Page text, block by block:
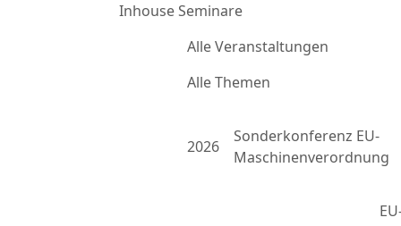
Inhouse Seminare
Alle Veranstaltungen
Alle Themen
2026
Sonderkonferenz EU-
Maschinenverordnung